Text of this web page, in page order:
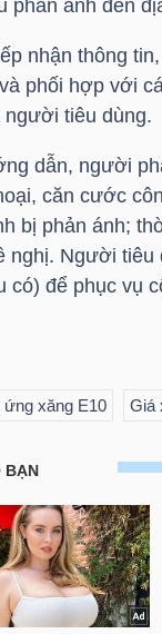
phản ánh đến
nhận thông
phối hợp với
người tiêu dùng.
dẫn, người
căn cước
bị phản ánh;
nghị. Người
có) để phục vụ
ứng xăng E10 Giá